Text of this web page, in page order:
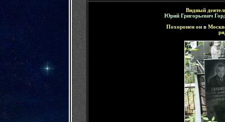
Видный
Юрий Григорьевич
Похоронен он в